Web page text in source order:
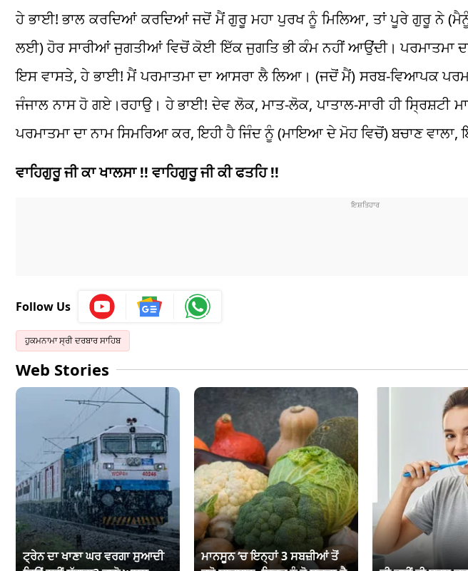
ਹੇ ਭਾਈ! ਭਾਲ ਕਰਦਿਆਂ ਕਰਦਿਆਂ ਜਦੋਂ ਮੈਂ ਗੁਰੂ ਮਹਾ ਪੁਰਖ ਨੂੰ ਮਿਲਿਆ, ਤਾਂ ਪੂਰੇ ਗੁਰੂ ਨੇ
ਲਈ) ਹੋਰ ਸਾਰੀਆਂ ਜੁਗਤੀਆਂ ਵਿਚੋਂ ਕੋਈ ਇੱਕ ਜੁਗਤਿ ਭੀ ਕੰਮ ਨਹੀਂ ਆਉਂਦੀ। ਪਰਮਾਤਮਾ
ਇਸ ਵਾਸਤੇ, ਹੇ ਭਾਈ! ਮੈਂ ਪਰਮਾਤਮਾ ਦਾ ਆਸਰਾ ਲੈ ਲਿਆ। (ਜਦੋਂ ਮੈਂ) ਸਰਬ-ਵਿਆਪਕ
ਜੰਜਾਲ ਨਾਸ ਹੋ ਗਏ।ਰਹਾਉ। ਹੇ ਭਾਈ! ਦੇਵ ਲੋਕ, ਮਾਤ-ਲੋਕ, ਪਾਤਾਲ-ਸਾਰੀ ਹੀ
ਪਰਮਾਤਮਾ ਦਾ ਨਾਮ ਸਿਮਰਿਆ ਕਰ, ਇਹੀ ਹੈ ਜਿੰਦ ਨੂੰ (ਮਾਇਆ ਦੇ ਮੋਹ ਵਿਚੋਂ) ਬਚਾਣ ਵਾਲਾ,
ਵਾਹਿਗੁਰੂ ਜੀ ਕਾ ਖਾਲਸਾ !! ਵਾਹਿਗੁਰੂ ਜੀ ਕੀ ਫਤਹਿ !!
Follow Us
ਹੁਕਮਨਾਮਾ ਸ੍ਰੀ ਦਰਬਾਰ ਸਾਹਿਬ
Web Stories
ਟ੍ਰੇਨ ਦਾ ਖਾਣਾ ਘਰ ਵਰਗਾ ਸੁਆਦੀ
ਮਾਨਸੂਨ ‘ਚ ਇਨ੍ਹਾਂ 3 ਸਬਜ਼ੀਆਂ ਤੋਂ